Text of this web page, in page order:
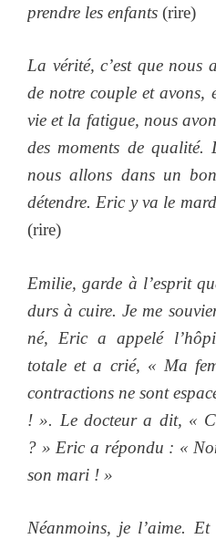
prendre les enfants (rire)
La vérité, c’est que nous
de notre couple et avons,
vie et la fatigue, nous
des moments de qualité.
nous allons dans un
détendre. Eric y va le
(rire)
Emilie, garde à l’esprit
durs à cuire. Je me
né, Eric a appelé
totale et a crié, « Ma
contractions ne sont
! ». Le docteur a dit, «
? » Eric a répondu : «
son mari ! »
Néanmoins, je l’aime.